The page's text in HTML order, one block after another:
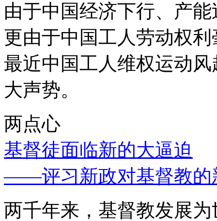
由于中国经济下行、产
更由于中国工人劳动权
最近中国工人维权运动
大声势。
两点心
基督徒面临新的大逼迫
——评习新政对基督教的
两千年来，基督教发展